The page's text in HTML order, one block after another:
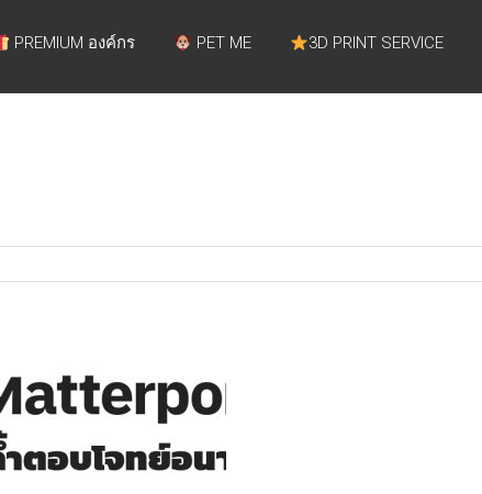
PREMIUM องค์กร PET ME 3D PRINT SERVICE